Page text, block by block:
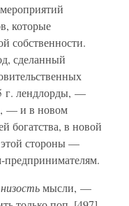
которые
собственности.
сделанный
г. лендлорды, —
— и в новом
богатства, в новой
этой стороны —
предпринимателям.
мысли, —